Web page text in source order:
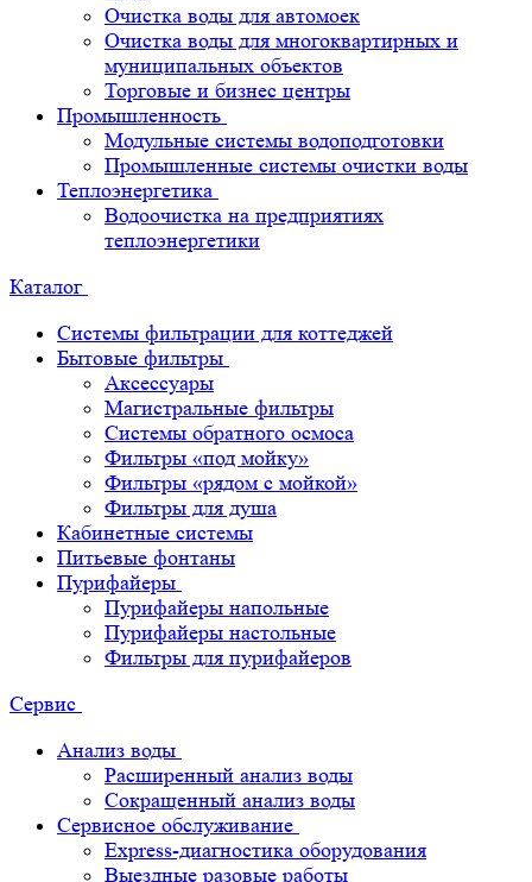
Очистка воды для автомоек
Очистка воды для многоквартирных и
муниципальных объектов
Торговые и бизнес центры
Промышленность
Модульные системы водоподготовки
Промышленные системы очистки воды
Теплоэнергетика
Водоочистка на предприятиях
теплоэнергетики
Каталог
Системы фильтрации для коттеджей
Бытовые фильтры
Аксессуары
Магистральные фильтры
Системы обратного осмоса
Фильтры «под мойку»
Фильтры «рядом с мойкой»
Фильтры для душа
Кабинетные системы
Питьевые фонтаны
Пурифайеры
Пурифайеры напольные
Пурифайеры настольные
Фильтры для пурифайеров
Сервис
Анализ воды
Расширенный анализ воды
Сокращенный анализ воды
Сервисное обслуживание
Express-диагностика оборудования
Выездные разовые работы